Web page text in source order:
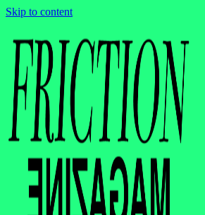
Skip to content